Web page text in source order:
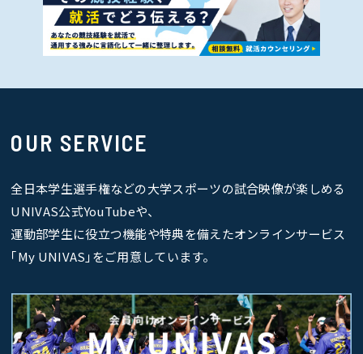
OUR SERVICE
全日本学生選手権などの大学スポーツの試合映像が楽しめる
UNIVAS公式YouTubeや、
運動部学生に役立つ機能や特典を備えたオンラインサービス
｢My UNIVAS｣をご用意しています。